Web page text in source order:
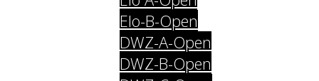
Elo-B-Open
DWZ-A-Open
DWZ-B-Open